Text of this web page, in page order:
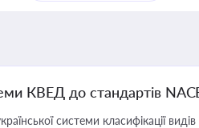
КВЕД до стандартів
системи класифікації